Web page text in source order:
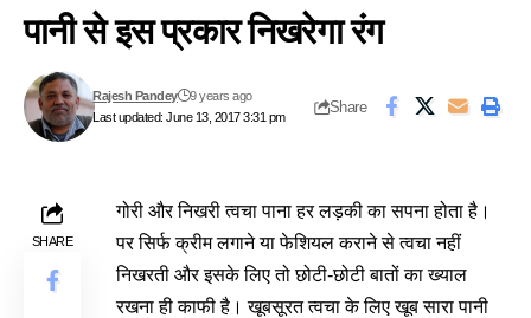
पानी से इस प्रकार निखरेगा रंग
Last updated: June 13, 2017 3:31 pm
Rajesh Pandey 9 years ago
Share
SHARE
गोरी और निखरी त्वचा पाना हर लड़की का सपना होता है।
पर सिर्फ क्रीम लगाने या फेशियल कराने से त्वचा नहीं
निखरती और इसके लिए तो छोटी-छोटी बातों का ख्याल
रखना ही काफी है। खूबसूरत त्वचा के लिए खूब सारा पानी